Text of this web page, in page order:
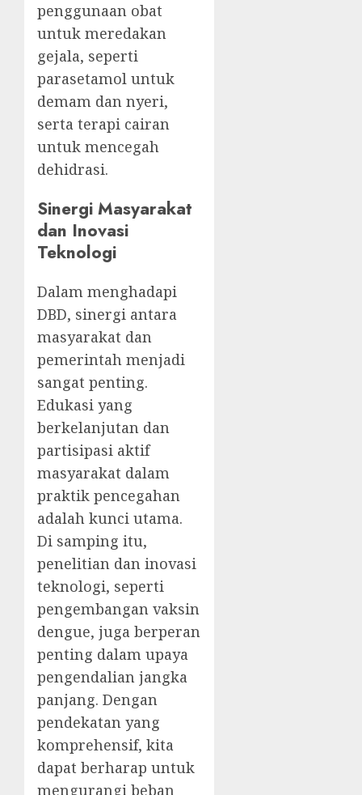
penggunaan obat
untuk meredakan
gejala, seperti
parasetamol untuk
demam dan nyeri,
serta terapi cairan
untuk mencegah
dehidrasi.
Sinergi Masyarakat
dan Inovasi
Teknologi
Dalam menghadapi
DBD, sinergi antara
masyarakat dan
pemerintah menjadi
sangat penting.
Edukasi yang
berkelanjutan dan
partisipasi aktif
masyarakat dalam
praktik pencegahan
adalah kunci utama.
Di samping itu,
penelitian dan inovasi
teknologi, seperti
pengembangan vaksin
dengue, juga berperan
penting dalam upaya
pengendalian jangka
panjang. Dengan
pendekatan yang
komprehensif, kita
dapat berharap untuk
mengurangi beban